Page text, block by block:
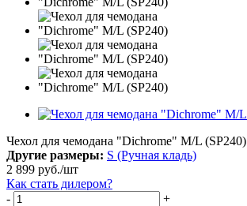
Чехол для чемодана "Dichrome" M/L (SP240)
Другие размеры: S (Ручная кладь)
2 899 руб./шт
Как стать дилером?
-
+